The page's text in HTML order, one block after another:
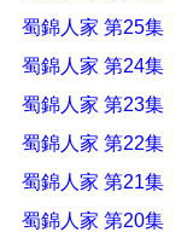
蜀錦人家 第25集
蜀錦人家 第24集
蜀錦人家 第23集
蜀錦人家 第22集
蜀錦人家 第21集
蜀錦人家 第20集